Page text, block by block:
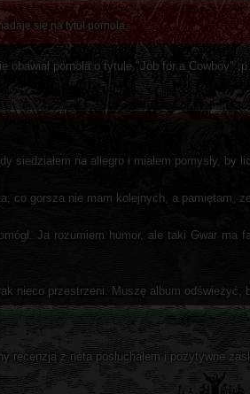
się na tytuł pornola.
obawiał pornola o tytule "Job for a Cowboy" ;p
siedziałem na allegro i miałem pomysły,
co gorsza nie mam kolejnych, a pamiętam,
Ja rozumiem humor, ale taki Gwar
nieco przestrzeni. Muszę album odświeżyć,
recenzją z neta posłuchałem i pozytywne